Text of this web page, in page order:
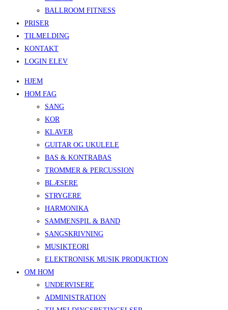
BALLROOM FITNESS
PRISER
TILMELDING
KONTAKT
LOGIN ELEV
HJEM
HOM FAG
SANG
KOR
KLAVER
GUITAR OG UKULELE
BAS & KONTRABAS
TROMMER & PERCUSSION
BLÆSERE
STRYGERE
HARMONIKA
SAMMENSPIL & BAND
SANGSKRIVNING
MUSIKTEORI
ELEKTRONISK MUSIK PRODUKTION
OM HOM
UNDERVISERE
ADMINISTRATION